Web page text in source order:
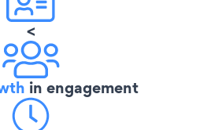
<
in engagement